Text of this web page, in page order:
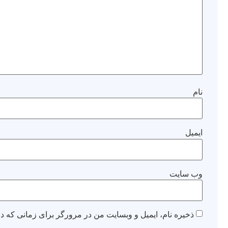
نام
ایمیل
وب‌ سایت
ذخیره نام، ایمیل و وبسایت من در مرورگر برای زمانی که